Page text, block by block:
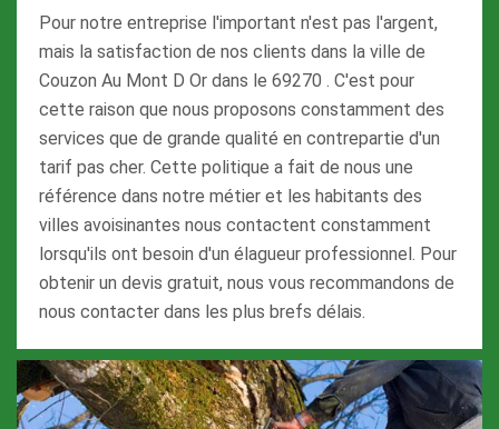
Pour notre entreprise l'important n'est pas l'argent,
mais la satisfaction de nos clients dans la ville de
Couzon Au Mont D Or dans le 69270 . C'est pour
cette raison que nous proposons constamment des
services que de grande qualité en contrepartie d'un
tarif pas cher. Cette politique a fait de nous une
référence dans notre métier et les habitants des
villes avoisinantes nous contactent constamment
lorsqu'ils ont besoin d'un élagueur professionnel. Pour
obtenir un devis gratuit, nous vous recommandons de
nous contacter dans les plus brefs délais.